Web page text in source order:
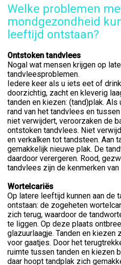
Welke problemen
mondgezondheid
leeftijd ontstaan?
Ontstoken tandvlees
Nogal wat mensen krijgen op
tandvleesproblemen.
Iedere keer als u iets eet of
doorzichtig, zacht en kleverig
tanden en kiezen: (tand)plak.
rand van het tandvlees en
niet verwijdert, veroorzaken de
ontstoken tandvlees. Niet
en verkalken tot tandsteen. Aan
gemakkelijk nieuwe plak. De
daardoor verergeren. Rood,
tandvlees zijn de kenmerken
Wortelcariës
Op latere leeftijd kunnen aan de
ontstaan: de zogeheten
zich terug, waardoor de
te liggen. Op deze plaats
glazuurlaagje. Tanden en kiezen
voor gaatjes. Door het
ruimte tussen tanden en kiezen
daar hoopt tandplak zich